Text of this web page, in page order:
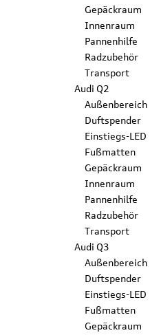
Gepäckraum
Innenraum
Pannenhilfe
Radzubehör
Transport
Audi Q2
Außenbereich
Duftspender
Einstiegs-LED
Fußmatten
Gepäckraum
Innenraum
Pannenhilfe
Radzubehör
Transport
Audi Q3
Außenbereich
Duftspender
Einstiegs-LED
Fußmatten
Gepäckraum